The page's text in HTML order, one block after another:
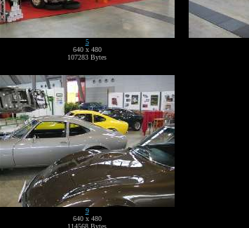
5
640 x 480
107283 Bytes
9
640 x 480
114568 Bytes